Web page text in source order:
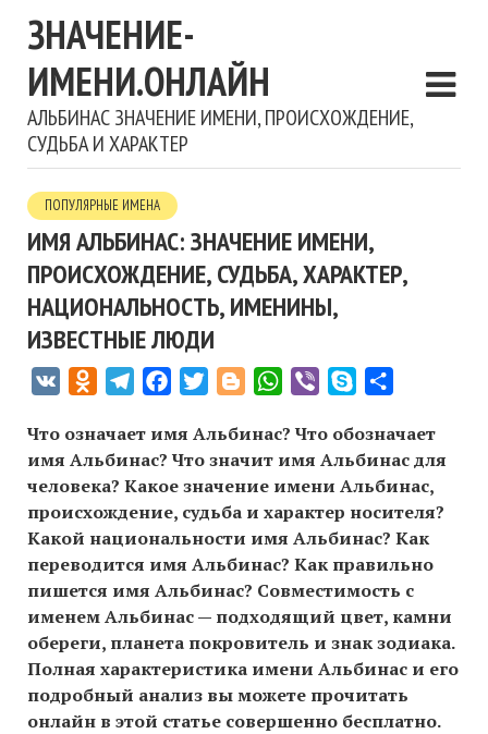
ЗНАЧЕНИЕ-
ИМЕНИ.ОНЛАЙН
АЛЬБИНАС ЗНАЧЕНИЕ ИМЕНИ, ПРОИСХОЖДЕНИЕ,
СУДЬБА И ХАРАКТЕР
ПОПУЛЯРНЫЕ ИМЕНА
ИМЯ АЛЬБИНАС: ЗНАЧЕНИЕ ИМЕНИ,
ПРОИСХОЖДЕНИЕ, СУДЬБА, ХАРАКТЕР,
НАЦИОНАЛЬНОСТЬ, ИМЕНИНЫ,
ИЗВЕСТНЫЕ ЛЮДИ
VK Odnoklassniki
TelegramFacebookTwitterBloggerWhatsApp
Viber Skype
Что означает имя Альбинас? Что обозначает
имя Альбинас? Что значит имя Альбинас для
человека? Какое значение имени Альбинас,
происхождение, судьба и характер носителя?
Какой национальности имя Альбинас? Как
переводится имя Альбинас? Как правильно
пишется имя Альбинас? Совместимость c
именем Альбинас — подходящий цвет, камни
обереги, планета покровитель и знак зодиака.
Полная характеристика имени Альбинас и его
подробный анализ вы можете прочитать
онлайн в этой статье совершенно бесплатно.